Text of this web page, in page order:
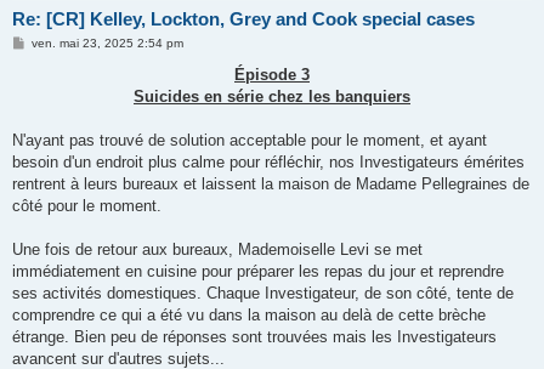
Re: [CR] Kelley, Lockton, Grey and Cook special cases
Mven. mai 23, 2025 2:54 pm
Épisode 3
Suicides en série chez les banquiers
N'ayant pas trouvé de solution acceptable pour le moment, et ayant
besoin d'un endroit plus calme pour réfléchir, nos Investigateurs émérites
rentrent à leurs bureaux et laissent la maison de Madame Pellegraines de
côté pour le moment.
Une fois de retour aux bureaux, Mademoiselle Levi se met
immédiatement en cuisine pour préparer les repas du jour et reprendre
ses activités domestiques. Chaque Investigateur, de son côté, tente de
comprendre ce qui a été vu dans la maison au delà de cette brèche
étrange. Bien peu de réponses sont trouvées mais les Investigateurs
avancent sur d'autres sujets...